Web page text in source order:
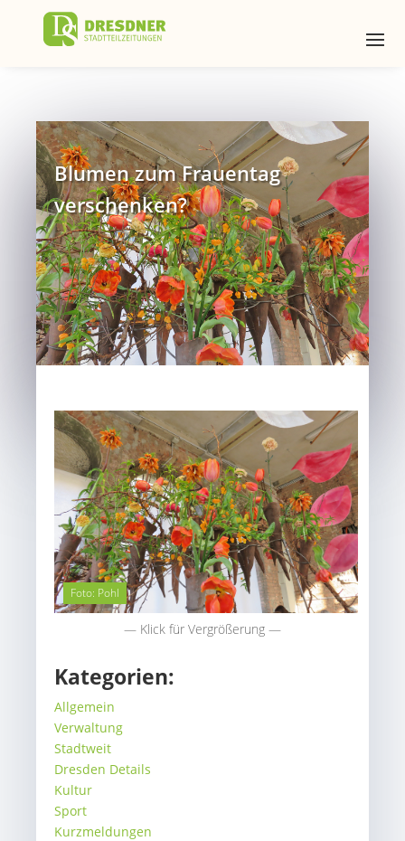
Blumen zum Frauentag
verschenken?
Foto: Pohl
— Klick für Vergrößerung —
Kategorien:
Allgemein
Verwaltung
Stadtweit
Dresden Details
Kultur
Sport
Kurzmeldungen